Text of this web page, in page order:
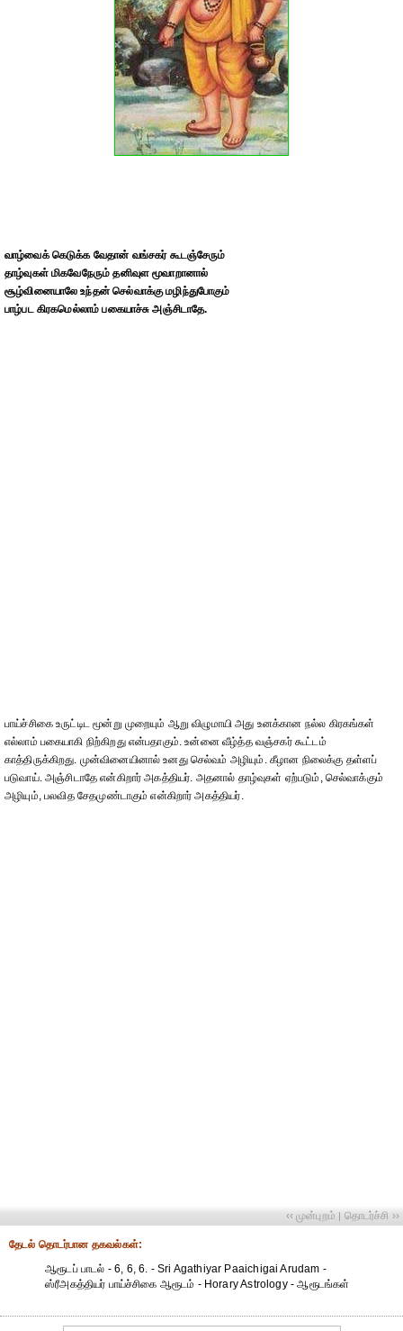
வாழ்வைக் கெடுக்க வேதான் வங்சகர் கூடஞ்சேரும்
தாழ்வுகள் மிகவேநேரும் தனிவுள மூவாறானால்
சூழ்வினையாலே உந்தன் செல்வாக்கு மழிந்துபோகும்
பாழ்பட கிரகமெல்லாம் பகையாச்சு அஞ்சிடாதே.
பாய்ச்சிகை உருட்டிட மூன்று முறையும் ஆறு விழுமாயி அது உனக்கான நல்ல கிரகங்கள்
எல்லாம் பகையாகி நிற்கிறது என்பதாகும். உன்னை வீழ்த்த வஞ்சகர் கூட்டம்
காத்திருக்கிறது. முன்வினையினால் உனது செல்வம் அழியும். கீழான நிலைக்கு தள்ளப்
படுவாய். அஞ்சிடாதே என்கிறார் அகத்தியர். அதனால் தாழ்வுகள் ஏற்படும், செல்வாக்கும்
அழியும், பலவித சேதமுண்டாகும் என்கிறார் அகத்தியர்.
‹‹ முன்புறம் | தொடர்ச்சி ››
தேட‌ல் தொட‌ர்பான தகவ‌ல்க‌ள்:
ஆரூடப் பாடல் - 6, 6, 6. - Sri Agathiyar Paaichigai Arudam -
ஸ்ரீஅகத்தியர் பாய்ச்சிகை ஆரூடம் - Horary Astrology - ஆரூடங்கள்